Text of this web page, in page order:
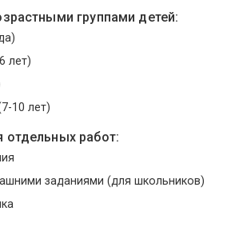
группами детей:
лет)
10 лет)
работ:
заданиями (для школьников)